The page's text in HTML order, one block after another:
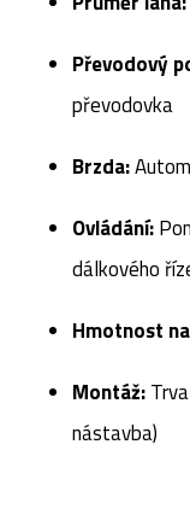
Převodový
převodovka
Brzda:
Ovládání:
dálkového
Hmotnost
Montáž:
nástavba)